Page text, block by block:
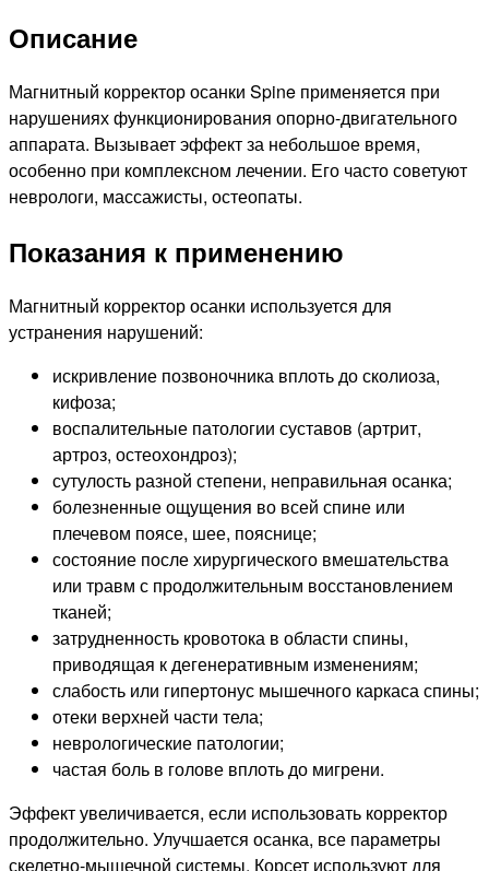
Описание
Магнитный корректор осанки Spine применяется при
нарушениях функционирования опорно-двигательного
аппарата. Вызывает эффект за небольшое время,
особенно при комплексном лечении. Его часто советуют
неврологи, массажисты, остеопаты.
Показания к применению
Магнитный корректор осанки используется для
устранения нарушений:
искривление позвоночника вплоть до сколиоза,
кифоза;
воспалительные патологии суставов (артрит,
артроз, остеохондроз);
сутулость разной степени, неправильная осанка;
болезненные ощущения во всей спине или
плечевом поясе, шее, пояснице;
состояние после хирургического вмешательства
или травм с продолжительным восстановлением
тканей;
затрудненность кровотока в области спины,
приводящая к дегенеративным изменениям;
слабость или гипертонус мышечного каркаса спины;
отеки верхней части тела;
неврологические патологии;
частая боль в голове вплоть до мигрени.
Эффект увеличивается, если использовать корректор
продолжительно. Улучшается осанка, все параметры
скелетно-мышечной системы. Корсет используют для